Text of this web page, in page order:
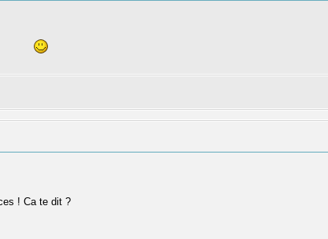
! Ca te dit ?